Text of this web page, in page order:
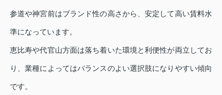
参道や神宮前はブランド性の高さから、安定して高い賃料水
準になっています。
恵比寿や代官山方面は落ち着いた環境と利便性が両立してお
り、業種によってはバランスのよい選択肢になりやすい傾向
です。